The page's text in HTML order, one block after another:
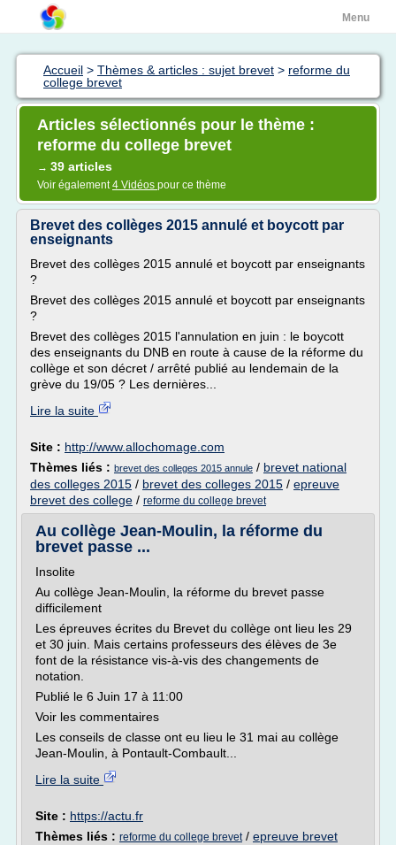
Menu
Accueil > Thèmes & articles : sujet brevet > reforme du
college brevet
Articles sélectionnés pour le thème :
reforme du college brevet
→ 39 articles
Voir également4 Vidéos pour ce thème
Brevet des collèges 2015 annulé et boycott par
enseignants
Brevet des collèges 2015 annulé et boycott par enseignants
?
Brevet des collèges 2015 annulé et boycott par enseignants
?
Brevet des collèges 2015 l'annulation en juin : le boycott
des enseignants du DNB en route à cause de la réforme du
collège et son décret / arrêté publié au lendemain de la
grève du 19/05 ? Les dernières...
Lire la suite
Site : http://www.allochomage.com
Thèmes liés : brevet des colleges 2015 annule / brevet national
des colleges 2015 / brevet des colleges 2015 / epreuve
brevet des college / reforme du college brevet
Au collège Jean-Moulin, la réforme du
brevet passe ...
Insolite
Au collège Jean-Moulin, la réforme du brevet passe
difficilement
Les épreuves écrites du Brevet du collège ont lieu les 29
et 30 juin. Mais certains professeurs des élèves de 3e
font de la résistance vis-à-vis des changements de
notation.
Publié le 6 Juin 17 à 11:00
Voir les commentaires
Les conseils de classe ont eu lieu le 31 mai au collège
Jean-Moulin, à Pontault-Combault...
Lire la suite
Site : https://actu.fr
Thèmes liés : reforme du college brevet/ epreuve brevet